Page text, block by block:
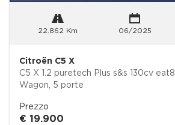
22.862 Km 06/2025
Citroën C5 X
C5 X 1.2 puretech Plus s&s 130cv eat8 - Station
Wagon, 5 porte
Prezzo
€ 19.900